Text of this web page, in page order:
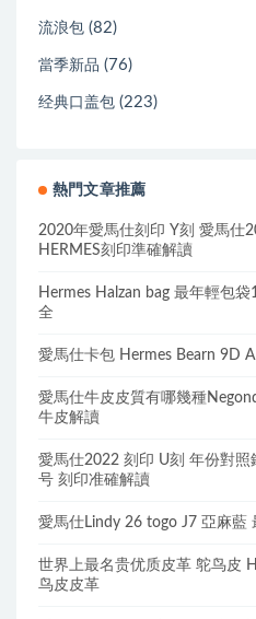
流浪包 (82)
當季新品 (76)
经典口盖包 (223)
熱門文章推薦
2020年愛馬仕刻印 Y刻 愛馬仕
HERMES刻印準確解讀
Hermes Halzan bag 最年輕包
全
愛馬仕卡包 Hermes Bearn 9D
愛馬仕牛皮皮質有哪幾種
牛皮解讀
愛馬仕2022 刻印 U刻 年份對照
号 刻印准確解讀
愛馬仕Lindy 26 togo J7 亞麻藍
世界上最名贵优质皮革 鸵鸟皮
鸟皮皮革